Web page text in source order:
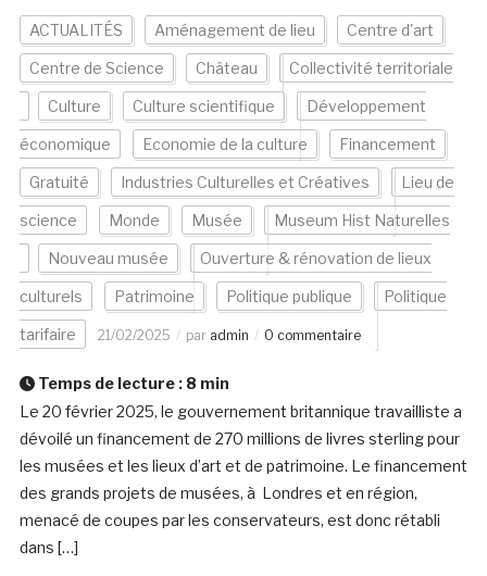
ACTUALITÉS Aménagement de lieu Centre d'art
Centre de Science Château Collectivité territoriale
Culture Culture scientifique Développement
économique Economie de la culture Financement
Gratuité Industries Culturelles et Créatives Lieu de
science Monde Musée Museum Hist Naturelles
Nouveau musée Ouverture & rénovation de lieux
culturels Patrimoine Politique publique Politique
tarifaire 21/02/2025 par admin 0 commentaire
Temps de lecture : 8 min
Le 20 février 2025, le gouvernement britannique travailliste a
dévoilé un financement de 270 millions de livres sterling pour
les musées et les lieux d’art et de patrimoine. Le financement
des grands projets de musées, à Londres et en région,
menacé de coupes par les conservateurs, est donc rétabli
dans […]